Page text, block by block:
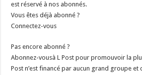
est réservé à nos abonnés.
Vous êtes déjà abonné ?
Connectez-vous
Pas encore abonné ?
Abonnez-vousà L Post pour promouvoir la
Post n’est financé par aucun grand groupe